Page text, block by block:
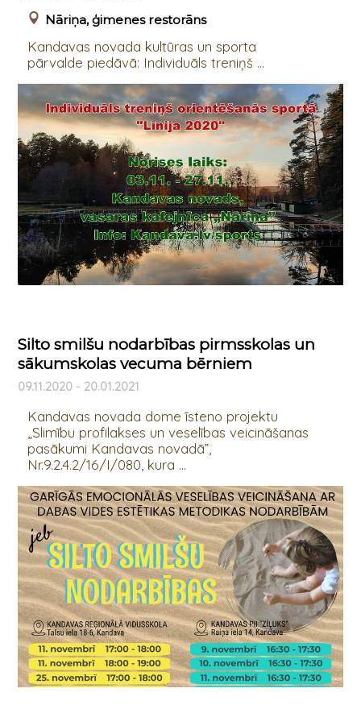
Nāriņa, ģimenes restorāns
Kandavas novada kultūras un sporta
pārvalde piedāvā: Individuāls treniņš ...
Silto smilšu nodarbības pirmsskolas un
sākumskolas vecuma bērniem
09.11.2020 - 20.01.2021
Kandavas novada dome īsteno projektu
„Slimību profilakses un veselības veicināšanas
pasākumi Kandavas novadā”,
Nr.9.2.4.2/16/I/080, kura ...